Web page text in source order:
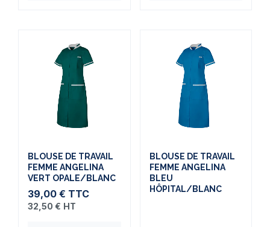
BLOUSE DE TRAVAIL
FEMME ANGELINA
VERT OPALE/BLANC
39,00 € TTC
32,50 € HT
BLOUSE DE TRAVAIL
FEMME ANGELINA
BLEU
HÔPITAL/BLANC